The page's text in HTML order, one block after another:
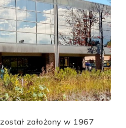
został założony w 1967